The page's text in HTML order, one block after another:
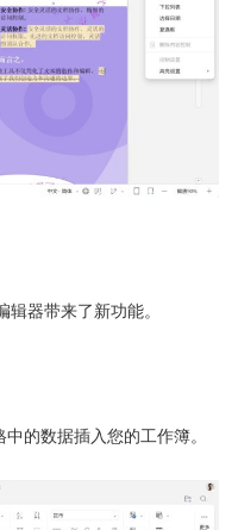
器带来了新功能。
的数据插入您的工作簿。